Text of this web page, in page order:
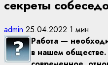
секреты
admin 25.04.2022 1 мин
Работа —
в нашем